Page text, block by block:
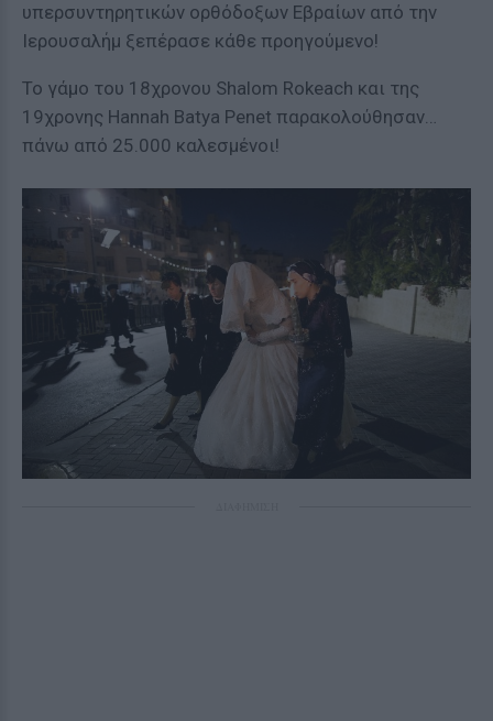
υπερσυντηρητικών ορθόδοξων Εβραίων από την
Ιερουσαλήμ ξεπέρασε κάθε προηγούμενο!
Το γάμο του 18χρονου Shalom Rokeach και της
19χρονης Hannah Batya Penet παρακολούθησαν…
πάνω από 25.000 καλεσμένοι!